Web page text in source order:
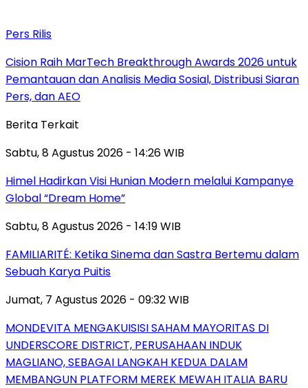
Pers Rilis
Cision Raih MarTech Breakthrough Awards 2026 untuk
Pemantauan dan Analisis Media Sosial, Distribusi Siaran
Pers, dan AEO
Berita Terkait
Sabtu, 8 Agustus 2026 - 14:26 WIB
Himel Hadirkan Visi Hunian Modern melalui Kampanye
Global “Dream Home”
Sabtu, 8 Agustus 2026 - 14:19 WIB
FAMILIARITÉ: Ketika Sinema dan Sastra Bertemu dalam
Sebuah Karya Puitis
Jumat, 7 Agustus 2026 - 09:32 WIB
MONDEVITA MENGAKUISISI SAHAM MAYORITAS DI
UNDERSCORE DISTRICT, PERUSAHAAN INDUK
MAGLIANO, SEBAGAI LANGKAH KEDUA DALAM
MEMBANGUN PLATFORM MEREK MEWAH ITALIA BARU